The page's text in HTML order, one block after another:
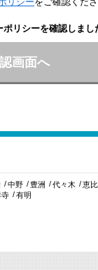
ポリシーを確認しまし
中野 豊洲 代々木 恵
寺
有明